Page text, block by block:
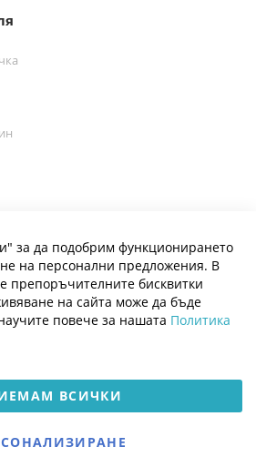
магазин
и поддържан
за да подобрим функционирането
на персонални предложения. В
препоръчителните бисквитки
на сайта може да бъде
повече за нашата Политика
ВСИЧКИ